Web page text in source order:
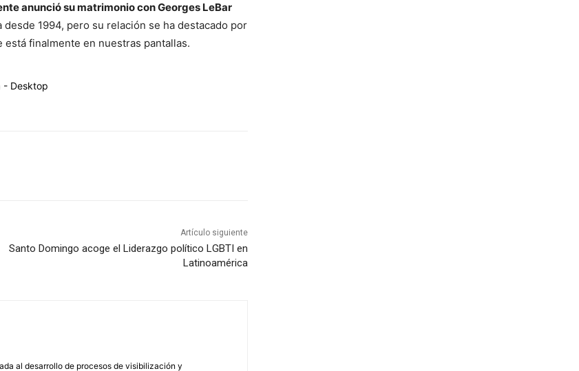
anunció su matrimonio con Georges LeBar
desde 1994, pero su relación se ha destacado por
está finalmente en nuestras pantallas.
Artículo siguiente
Santo Domingo acoge el Liderazgo político LGBTI en
Latinoamérica
al desarrollo de procesos de visibilización y